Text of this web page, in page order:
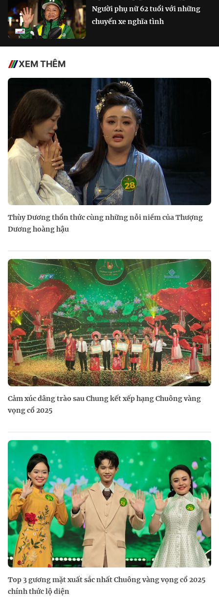
Người phụ nữ 62 tuổi với những
chuyến xe nghĩa tình
XEM THÊM
Thùy Dương thổn thức cùng những nỗi niềm của Thượng
Dương hoàng hậu
Cảm xúc dâng trào sau Chung kết xếp hạng Chuông vàng
vọng cổ 2025
Top 3 gương mặt xuất sắc nhất Chuông vàng vọng cổ 2025
chính thức lộ diện